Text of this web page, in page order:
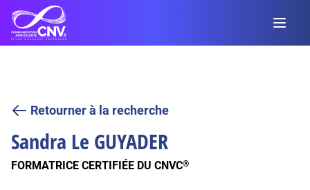
Retourner à la recherche
Sandra Le GUYADER
FORMATRICE CERTIFIÉE DU CNVC®